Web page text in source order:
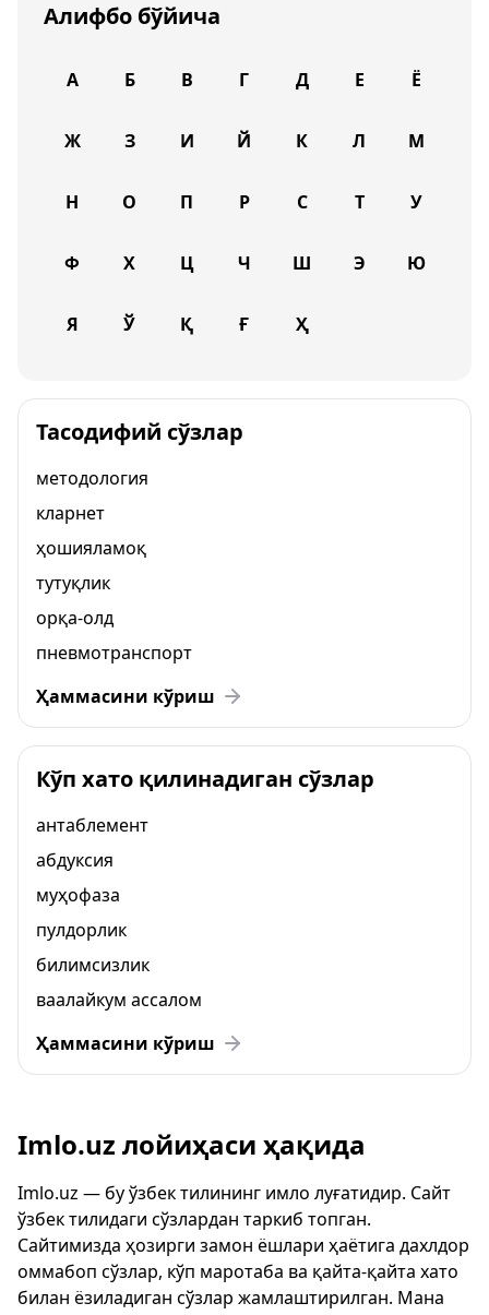
Алифбо бўйича
А Б В Г Д Е Ё
Ж З И Й К Л М
Н О П Р С Т У
Ф Х Ц Ч Ш Э Ю
Я Ў Қ Ғ Ҳ
Тасодифий сўзлар
методология
кларнет
ҳошияламоқ
тутуқлик
орқа-олд
пневмотранспорт
Ҳаммасини кўриш
Кўп хато қилинадиган сўзлар
антаблемент
абдуксия
муҳофаза
пулдорлик
билимсизлик
ваалайкум ассалом
Ҳаммасини кўриш
Imlo.uz лойиҳаси ҳақида
Imlo.uz — бу ўзбек тилининг имло луғатидир. Сайт
ўзбек тилидаги сўзлардан таркиб топган.
Сайтимизда ҳозирги замон ёшлари ҳаётига дахлдор
оммабоп сўзлар, кўп маротаба ва қайта-қайта хато
билан ёзиладиган сўзлар жамлаштирилган. Мана